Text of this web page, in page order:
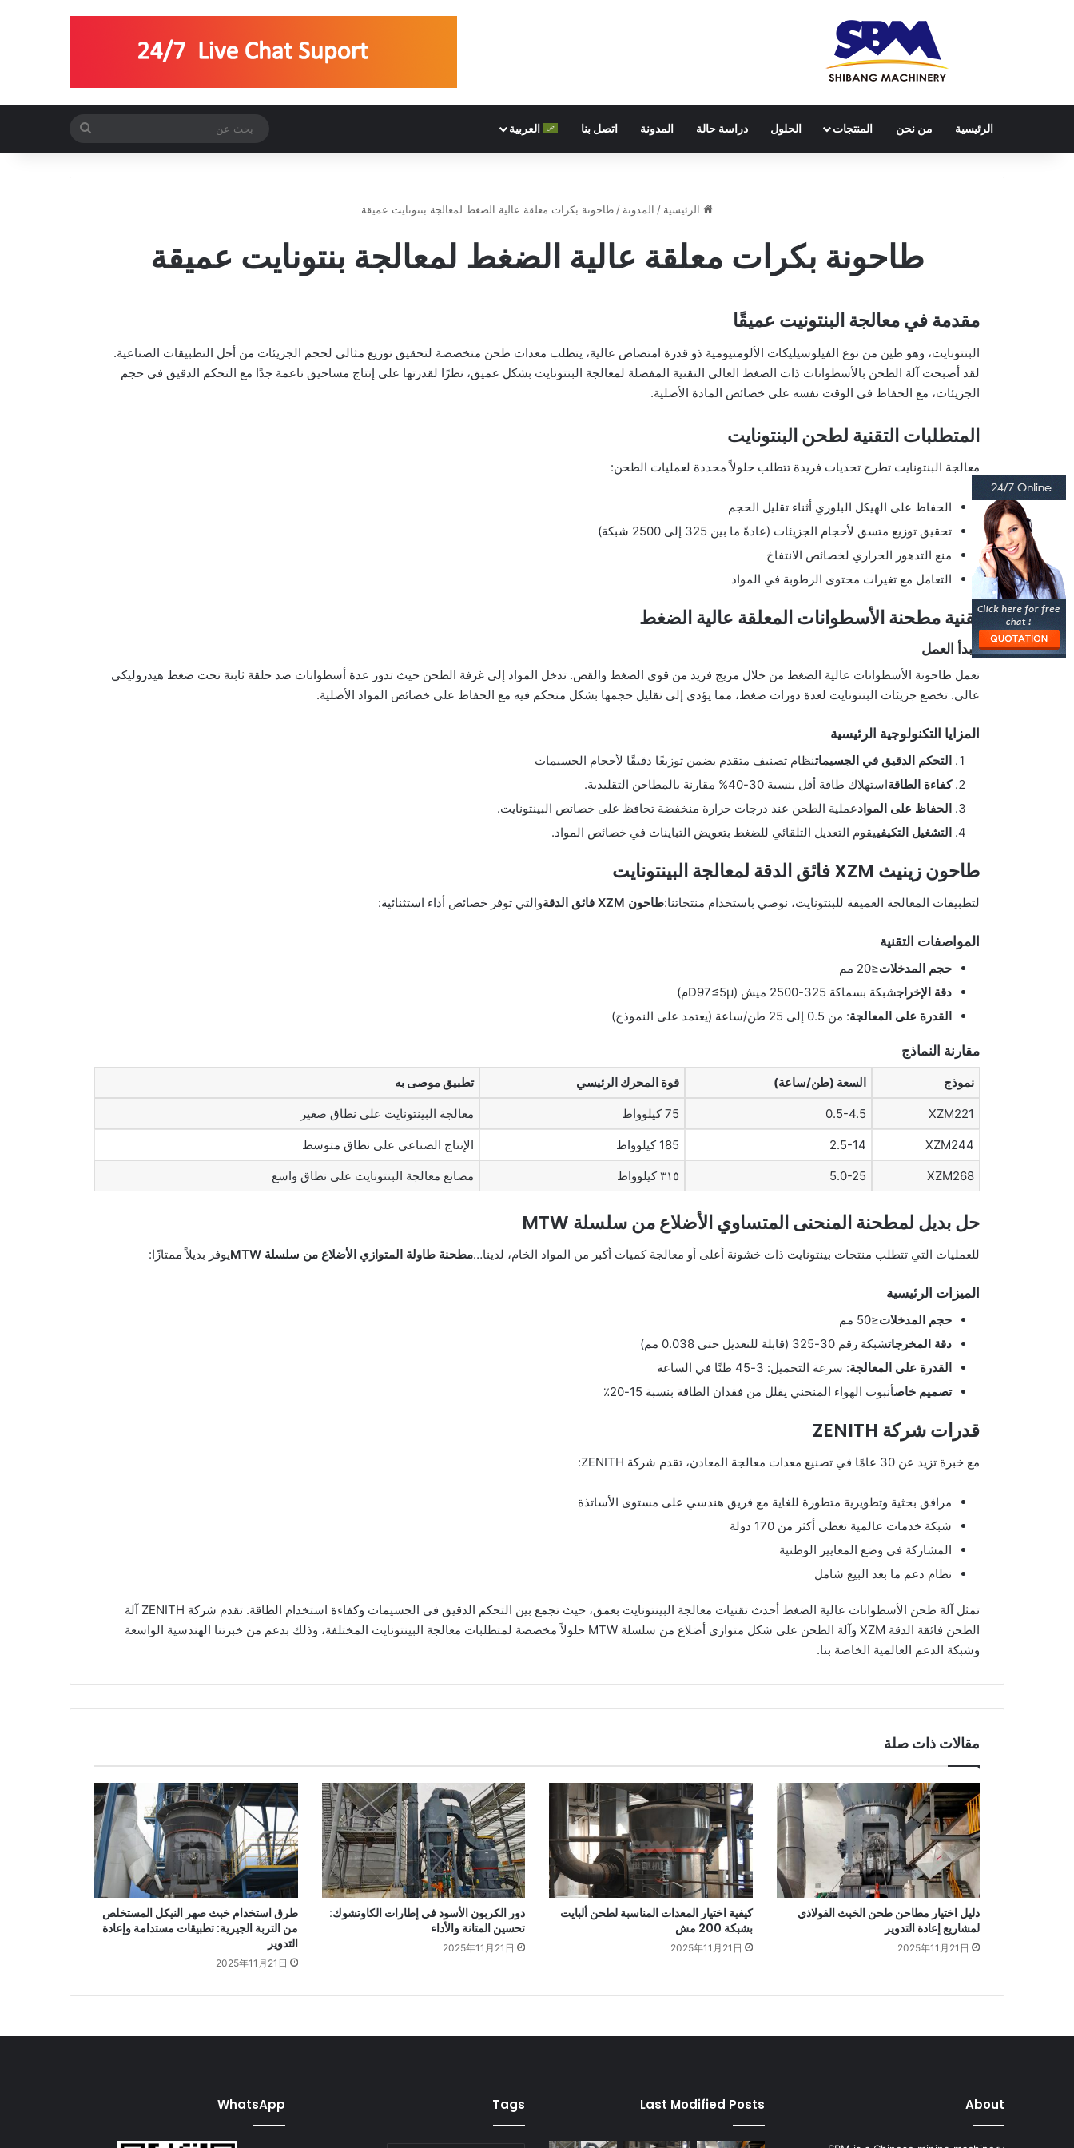
الرئيسية من نحن المنتجات الحلول دراسة حالة المدونة اتصل بنا العربية
عن
الرئيسية / المدونة / طاحونة بكرات معلقة عالية الضغط لمعالجة بنتونايت عميقة
طاحونة بكرات معلقة عالية الضغط لمعالجة بنتونايت عميقة
مقدمة في معالجة البنتونيت عميقًا
البنتونايت، وهو طين من نوع الفيلوسيليكات الألومنيومية ذو قدرة امتصاص عالية، يتطلب معدات طحن متخصصة لتحقيق توزيع مثالي لحجم الجزيئات من أجل التطبيقات الصناعية.
لقد أصبحت آلة الطحن بالأسطوانات ذات الضغط العالي التقنية المفضلة لمعالجة البنتونايت بشكل عميق، نظرًا لقدرتها على إنتاج مساحيق ناعمة جدًا مع التحكم الدقيق في حجم
الجزيئات، مع الحفاظ في الوقت نفسه على خصائص المادة الأصلية.
المتطلبات التقنية لطحن البنتونايت
معالجة البنتونايت تطرح تحديات فريدة تتطلب حلولاً محددة لعمليات الطحن:
الحفاظ على الهيكل البلوري أثناء تقليل الحجم
تحقيق توزيع متسق لأحجام الجزيئات (عادةً ما بين 325 إلى 2500 شبكة)
منع التدهور الحراري لخصائص الانتفاخ
التعامل مع تغيرات محتوى الرطوبة في المواد
تقنية مطحنة الأسطوانات المعلقة عالية الضغط
مبدأ العمل
تعمل طاحونة الأسطوانات عالية الضغط من خلال مزيج فريد من قوى الضغط والقص. تدخل المواد إلى غرفة الطحن حيث تدور عدة أسطوانات ضد حلقة ثابتة تحت ضغط هيدروليكي
عالي. تخضع جزيئات البنتونايت لعدة دورات ضغط، مما يؤدي إلى تقليل حجمها بشكل متحكم فيه مع الحفاظ على خصائص المواد الأصلية.
المزايا التكنولوجية الرئيسية
التحكم الدقيق في الجسيماتنظام تصنيف متقدم يضمن توزيعًا دقيقًا لأحجام الجسيمات
كفاءة الطاقةاستهلاك طاقة أقل بنسبة 30-40% مقارنة بالمطاحن التقليدية.
الحفاظ على الموادعملية الطحن عند درجات حرارة منخفضة تحافظ على خصائص البينتونايت.
التشغيل التكيفييقوم التعديل التلقائي للضغط بتعويض التباينات في خصائص المواد.
طاحون زينيث XZM فائق الدقة لمعالجة البينتونايت
لتطبيقات المعالجة العميقة للبنتونايت، نوصي باستخدام منتجاتنا:طاحون XZM فائق الدقة والتي توفر خصائص أداء استثنائية:
المواصفات التقنية
حجم المدخلات≤20 مم
دقة الإخراجشبكة بسماكة 325-2500 ميش (D97≤5μم)
القدرة على المعالجة: من 0.5 إلى 25 طن/ساعة (يعتمد على النموذج)
مقارنة النماذج
نموذج السعة (طن/ساعة) قوة المحرك الرئيسي تطبيق موصى به
XZM221
0.5-4.5 75 كيلوواط معالجة البينتونايت على نطاق صغير
XZM244
2.5-14 185 كيلوواط الإنتاج الصناعي على نطاق متوسط
XZM268
5.0-25 ٣١٥ كيلوواط مصانع معالجة البنتونايت على نطاق واسع
حل بديل لمطحنة المنحنى المتساوي الأضلاع من سلسلة MTW
للعمليات التي تتطلب منتجات بينتونايت ذات خشونة أعلى أو معالجة كميات أكبر من المواد الخام، لدينا…مطحنة طاولة المتوازي الأضلاع من سلسلة MTW يوفر بديلاً ممتازًا:
الميزات الرئيسية
حجم المدخلات≤50 مم
دقة المخرجاتشبكة رقم 30-325 (قابلة للتعديل حتى 0.038 مم)
القدرة على المعالجة: سرعة التحميل: 3-45 طنًا في الساعة
تصميم خاصأنبوب الهواء المنحني يقلل من فقدان الطاقة بنسبة 15-20٪
قدرات شركة ZENITH
مع خبرة تزيد عن 30 عامًا في تصنيع معدات معالجة المعادن، تقدم شركة ZENITH:
مرافق بحثية وتطويرية متطورة للغاية مع فريق هندسي على مستوى الأساتذة
شبكة خدمات عالمية تغطي أكثر من 170 دولة
المشاركة في وضع المعايير الوطنية
نظام دعم ما بعد البيع شامل
تمثل آلة طحن الأسطوانات عالية الضغط أحدث تقنيات معالجة البينتونايت بعمق، حيث تجمع بين التحكم الدقيق في الجسيمات وكفاءة استخدام الطاقة. تقدم شركة ZENITH آلة
الطحن فائقة الدقة XZM وآلة الطحن على شكل متوازي أضلاع من سلسلة MTW حلولاً مخصصة لمتطلبات معالجة البينتونايت المختلفة، وذلك بدعم من خبرتنا الهندسية الواسعة
وشبكة الدعم العالمية الخاصة بنا.
مقالات ذات صلة
دليل اختيار مطاحن طحن الخبث الفولاذي
لمشاريع إعادة التدوير
2025年11月21日
كيفية اختيار المعدات المناسبة لطحن ألبايت
بشبكة 200 مش
2025年11月21日
دور الكربون الأسود في إطارات الكاوتشوك:
تحسين المتانة والأداء
2025年11月21日
طرق استخدام خبث صهر النيكل المستخلص
من التربة الجيرية: تطبيقات مستدامة وإعادة
التدوير
2025年11月21日
About
Last Modified Posts
Tags
WhatsApp